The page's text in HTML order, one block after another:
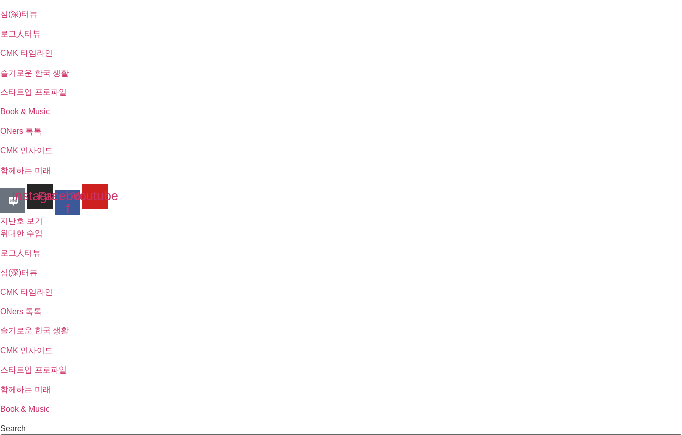
심(深)터뷰
로그人터뷰
CMK 타임라인
슬기로운 한국 생활
스타트업 프로파일
Book & Music
ONers 톡톡
CMK 인사이드
함께하는 미래
Instagram
Facebook-
f
Youtube
지난호 보기
위대한 수업
로그人터뷰
심(深)터뷰
CMK 타임라인
ONers 톡톡
슬기로운 한국 생활
CMK 인사이드
스타트업 프로파일
함께하는 미래
Book & Music
Search